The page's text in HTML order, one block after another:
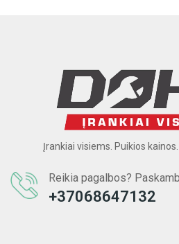
Įrankiai visiems. Puikios
Reikia pagalbos?
+37068647132